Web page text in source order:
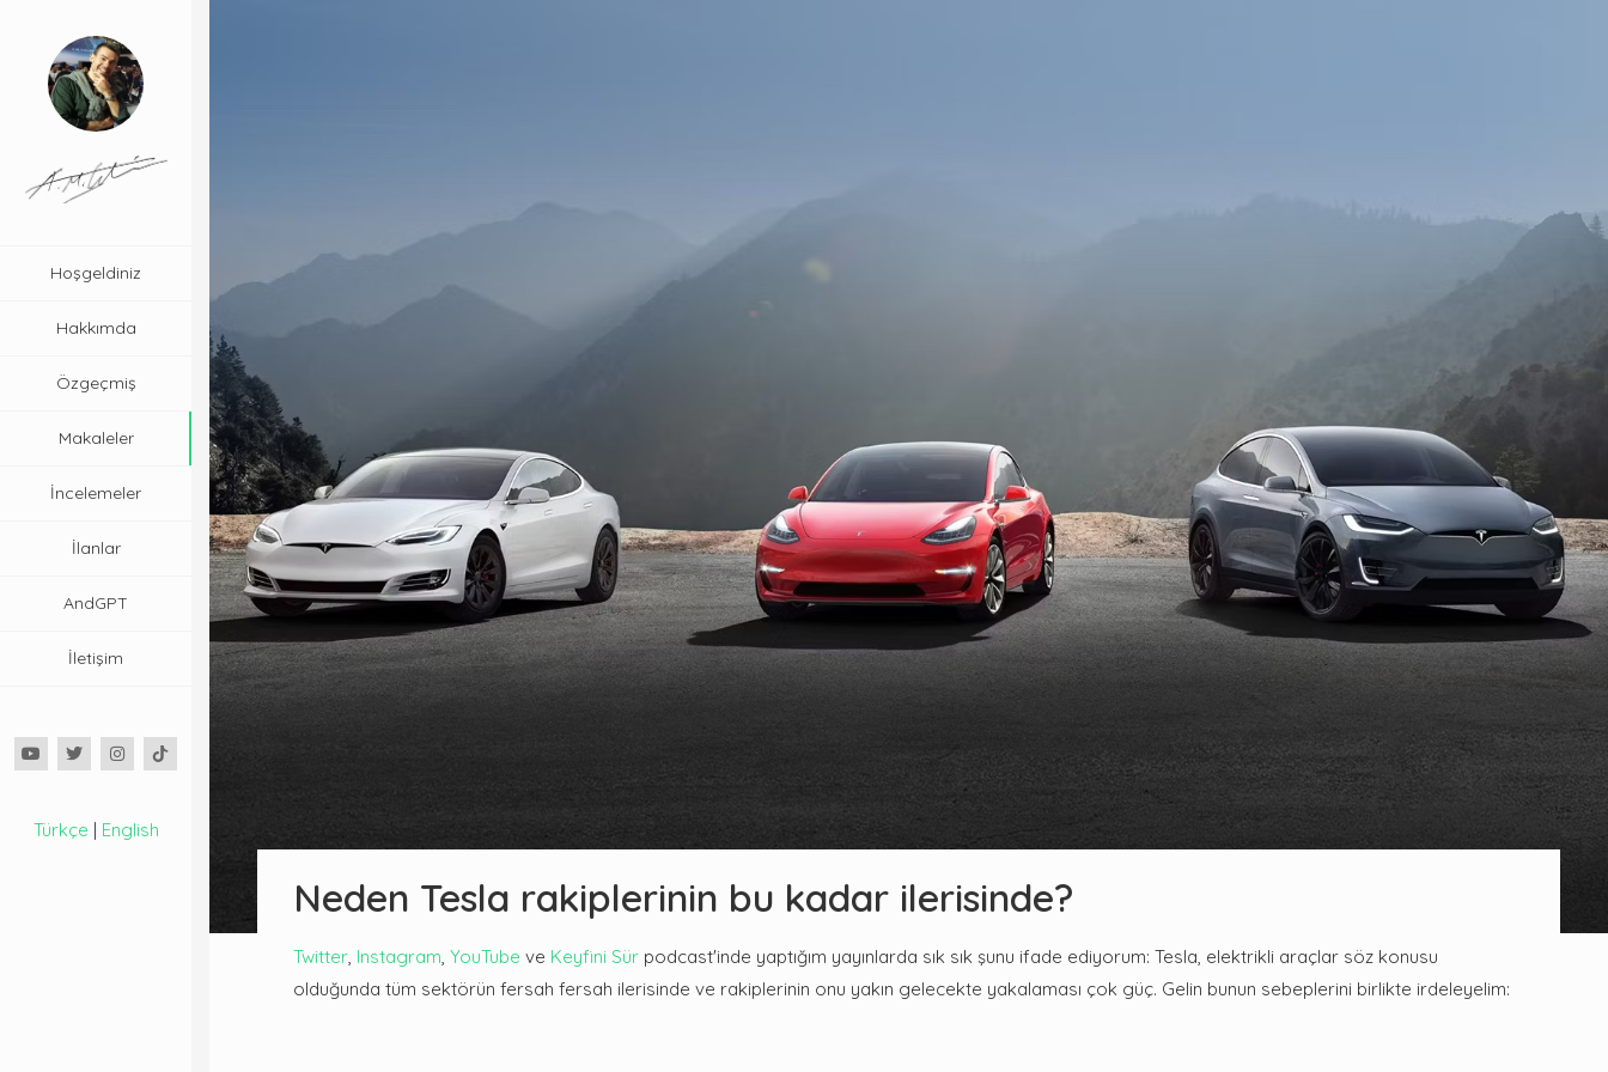
Hoşgeldiniz
Hakkımda
Özgeçmiş
Makaleler
İncelemeler
İlanlar
AndGPT
İletişim
Türkçe | English
Neden Tesla rakiplerinin bu kadar ilerisinde?
Twitter Instagram YouTube ve Keyfini Sür podcast'inde yaptığım yayınlarda sık sık şunu ifade ediyorum: Tesla, elektrikli araçlar söz konusu
olduğunda tüm sektörün fersah fersah ilerisinde ve rakiplerinin onu yakın gelecekte yakalaması çok güç. Gelin bunun sebeplerini birlikte irdeleyelim: